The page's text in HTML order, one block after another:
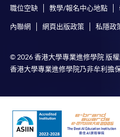
職位空缺 教學/報名中心地點
內聯網 網頁出版政策 私隱政
© 2026 香港大學專業進修學院 版
香港大學專業進修學院乃非牟利擔